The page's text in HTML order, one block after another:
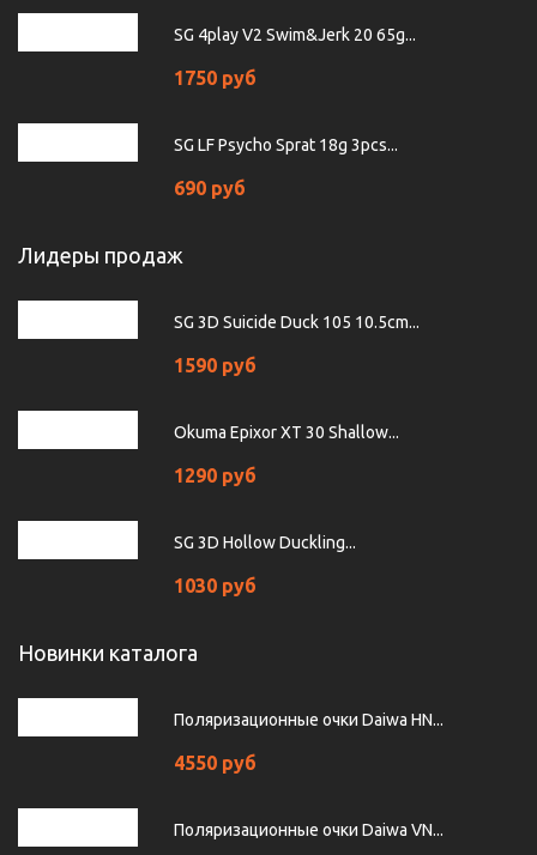
SG 4play V2 Swim&Jerk 20 65g...
1750 руб
SG LF Psycho Sprat 18g 3pcs...
690 руб
Лидеры продаж
SG 3D Suicide Duck 105 10.5cm...
1590 руб
Okuma Epixor XT 30 Shallow...
1290 руб
SG 3D Hollow Duckling...
1030 руб
Новинки каталога
Поляризационные очки Daiwa HN...
4550 руб
Поляризационные очки Daiwa VN...